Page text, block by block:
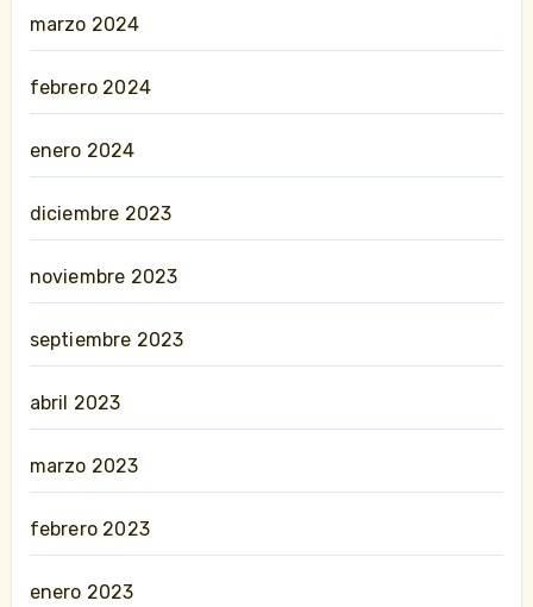
marzo 2024
febrero 2024
enero 2024
diciembre 2023
noviembre 2023
septiembre 2023
abril 2023
marzo 2023
febrero 2023
enero 2023